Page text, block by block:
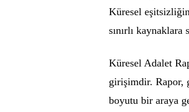
Küresel
sınırlı
Küresel Adalet
girişimdir. Rapor,
boyutu bir araya